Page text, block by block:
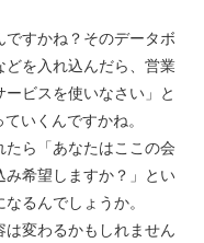
すかね？そのデータボ
どを入れ込んだら、営業
ビスを使いなさい」と
いくんですかね。
ら「あなたはここの会
希望しますか？」とい
るんでしょうか。
変わるかもしれません